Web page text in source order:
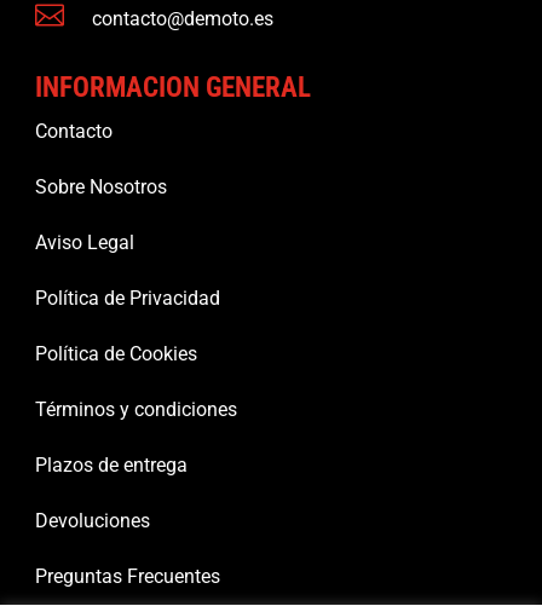
 contacto@demoto.es
INFORMACION GENERAL
Contacto
Sobre Nosotros
Aviso Legal
Política de Privacidad
Política de Cookies
Términos y condiciones
Plazos de entrega
Devoluciones
Preguntas Frecuentes